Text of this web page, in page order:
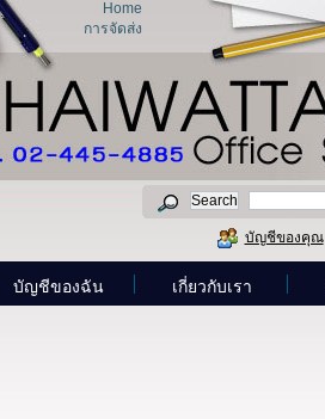
บัญชีของคุณ
Home
การจัดส่ง
บัญชีของฉัน เกี่ยวกับเรา